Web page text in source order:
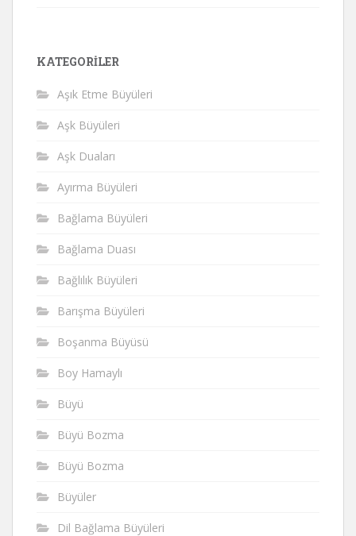
KATEGORILER
Aşık Etme Büyüleri
Aşk Büyüleri
Aşk Duaları
Ayırma Büyüleri
Bağlama Büyüleri
Bağlama Duası
Bağlılık Büyüleri
Barışma Büyüleri
Boşanma Büyüsü
Boy Hamaylı
Büyü
Büyü Bozma
Büyü Bozma
Büyüler
Dil Bağlama Büyüleri